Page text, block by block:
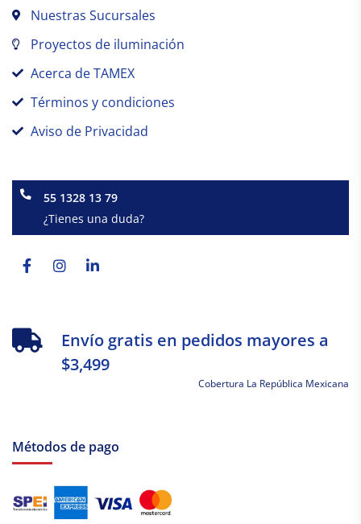
Nuestras Sucursales
Proyectos de iluminación
Acerca de TAMEX
Términos y condiciones
Aviso de Privacidad
55 1328 13 79
¿Tienes una duda?
Facebook-
f
Instagram
Linkedin-
Envío gratis en pedidos mayores a
$3,499
Cobertura La República Mexicana
Métodos de pago